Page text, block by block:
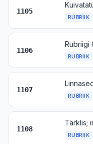
1105
RUBRIIK
1106
RUBRIIK
1107
RUBRIIK
1108
Tärklis;
RUBRIIK